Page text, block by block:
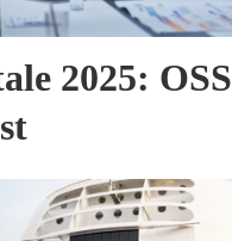
2025: